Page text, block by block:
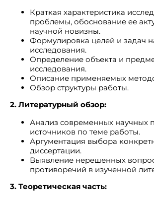
Краткая характеристика
проблемы, обоснование ее
научной новизны.
Формулировка целей и задач
исследования.
Определение объекта и
исследования.
Описание применяемых
Обзор структуры работы.
2. Литературный обзор:
Анализ современных научных
источников по теме работы.
Аргументация выбора
диссертации.
Выявление нерешенных
противоречий в изученной
3. Теоретическая часть: